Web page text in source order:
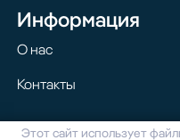
Информация
О нас
Контакты
Этот сайт использует